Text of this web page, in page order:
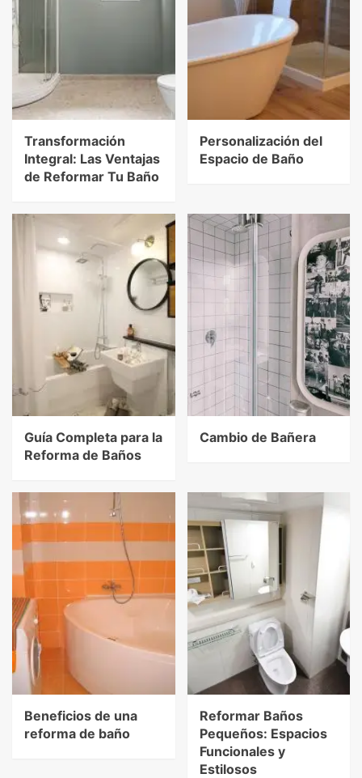
Transformación
Integral: Las Ventajas
de Reformar Tu Baño
Personalización del
Espacio de Baño
Guía Completa para la
Reforma de Baños
Cambio de Bañera
Beneficios de una
reforma de baño
Reformar Baños
Pequeños: Espacios
Funcionales y
Estilosos